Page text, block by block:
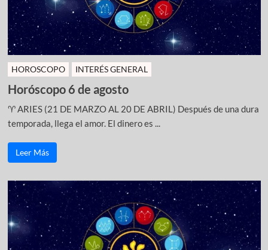
HOROSCOPO INTERÉS GENERAL
Horóscopo 6 de agosto
♈ ARIES (21 DE MARZO AL 20 DE ABRIL) Después de una dura
temporada, llega el amor. El dinero es ...
Leer Más